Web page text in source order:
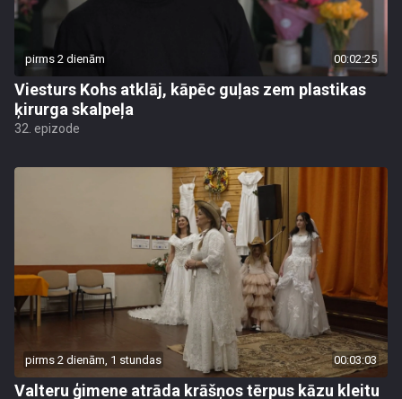
pirms 2 dienām 00:02:25
Viesturs Kohs atklāj, kāpēc guļas zem plastikas
ķirurga skalpeļa
32. epizode
pirms 2 dienām, 1 stundas 00:03:03
Valteru ģimene atrāda krāšņos tērpus kāzu kleitu